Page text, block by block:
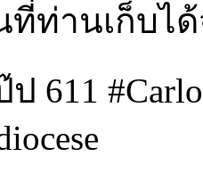
ที่ท่านเก็บไ
611